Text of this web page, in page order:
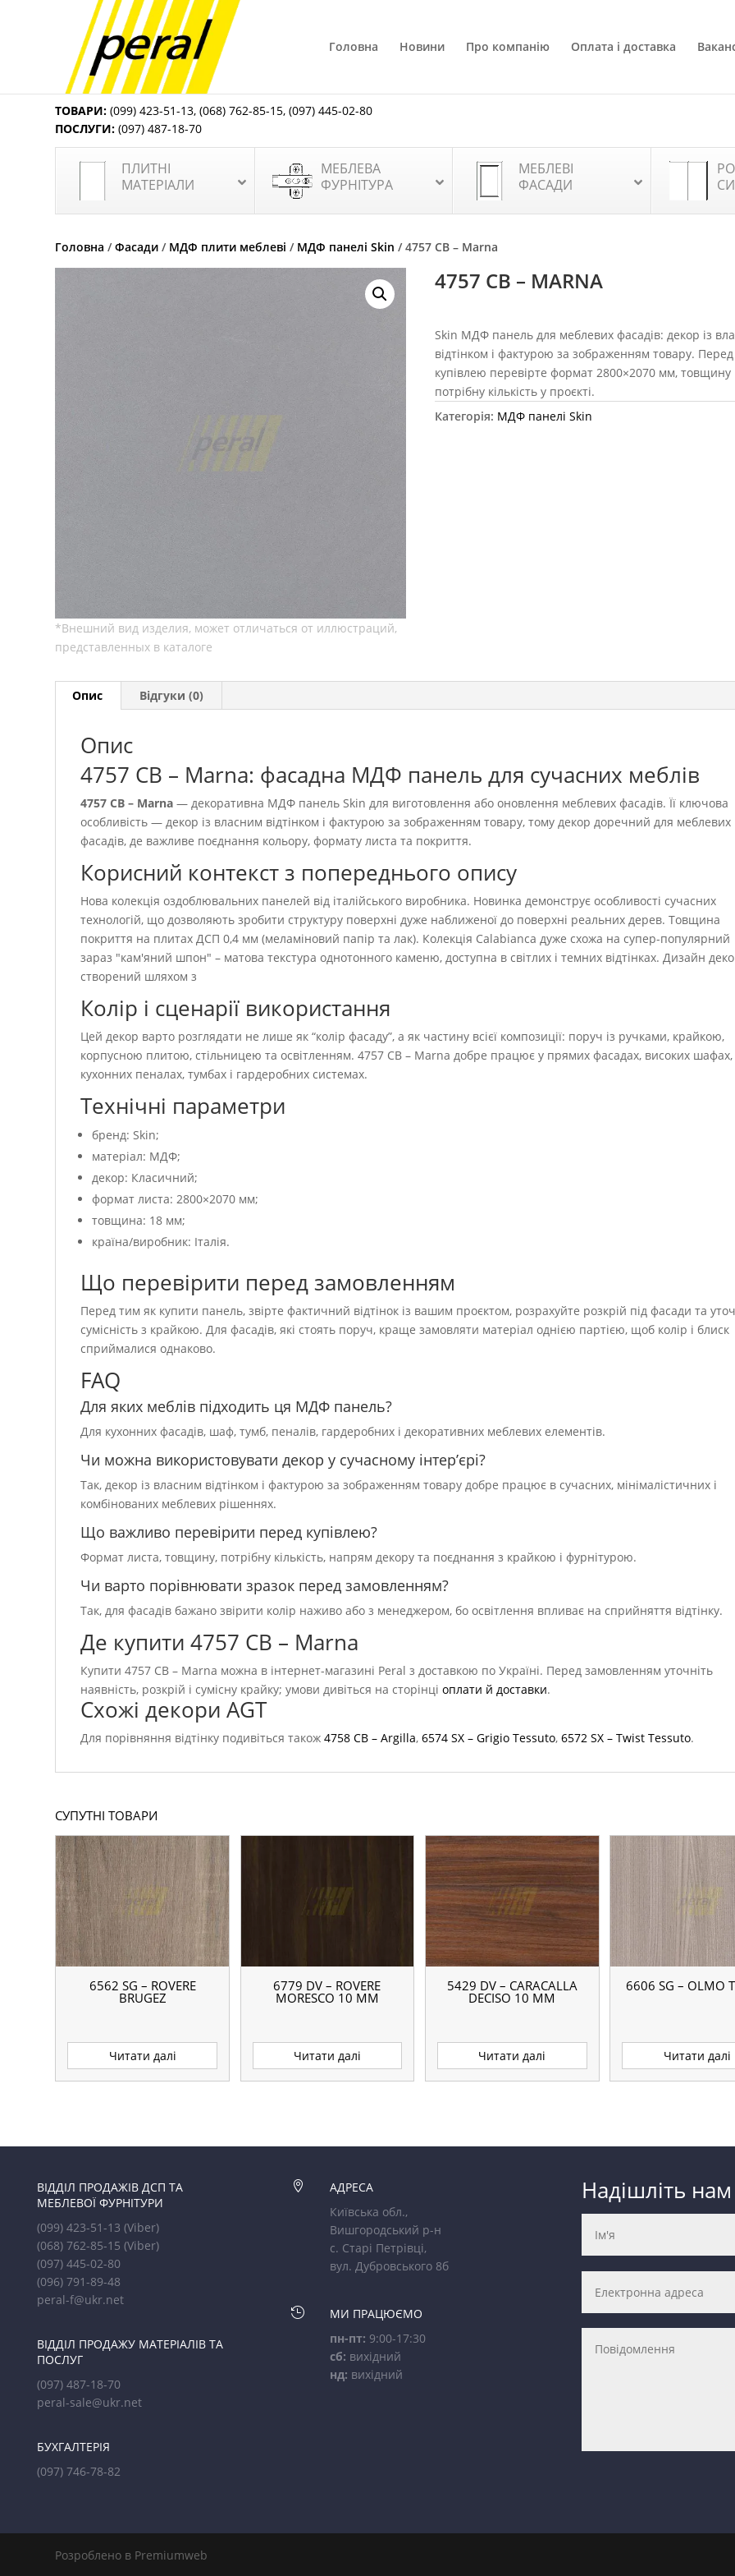
Головна Новини Про компанію Оплата і доставка
ТОВАРИ: (099) 423-51-13,(068) 762-85-15,(097) 445-02-80
ПОСЛУГИ: (097) 487-18-70
ПЛИТНІ
МАТЕРІАЛИ
МЕБЛЕВА
ФУРНІТУРА
МЕБЛЕВІ
ФАСАДИ
Головна /Фасади / МДФ плити меблеві / МДФ панелі Skin / 4757 CB – Marna
4757 CB – MARNA
Skin МДФ панель для меблевих фасадів: декор із
відтінком і фактурою за зображенням товару. Перед
купівлею перевірте формат 2800×2070 мм,
потрібну кількість у проєкті.
Категорія: МДФ панелі Skin
Опис Відгуки (0)
Опис
4757 CB – Marna: фасадна МДФ панель для сучасних меблів
4757 CB – Marna — декоративна МДФ панель Skin для виготовлення або оновлення меблевих фасадів. Її ключова
особливість — декор із власним відтінком і фактурою за зображенням товару, тому декор доречний для меблевих
фасадів, де важливе поєднання кольору, формату листа та покриття.
Корисний контекст з попереднього опису
Нова колекція оздоблювальних панелей від італійського виробника. Новинка демонструє особливості сучасних
технологій, що дозволяють зробити структуру поверхні дуже наближеної до поверхні реальних дерев. Товщина
покриття на плитах ДСП 0,4 мм (меламіновий папір та лак). Колекція Calabianca дуже схожа на супер-популярний
зараз "кам'яний шпон" – матова текстура однотонного каменю, доступна в світлих і темних відтінках. Дизайн
створений шляхом з
Колір і сценарії використання
Цей декор варто розглядати не лише як “колір фасаду”, а як частину всієї композиції: поруч із ручками, крайкою,
корпусною плитою, стільницею та освітленням. 4757 CB – Marna добре працює у прямих фасадах, високих шафах,
кухонних пеналах, тумбах і гардеробних системах.
Технічні параметри
бренд: Skin;
матеріал: МДФ;
декор: Класичний;
формат листа: 2800×2070 мм;
товщина: 18 мм;
країна/виробник: Італія.
Що перевірити перед замовленням
Перед тим як купити панель, звірте фактичний відтінок із вашим проєктом, розрахуйте розкрій під фасади та
сумісність з крайкою. Для фасадів, які стоять поруч, краще замовляти матеріал однією партією, щоб колір і блиск
сприймалися однаково.
FAQ
Для яких меблів підходить ця МДФ панель?
Для кухонних фасадів, шаф, тумб, пеналів, гардеробних і декоративних меблевих елементів.
Чи можна використовувати декор у сучасному інтер’єрі?
Так, декор із власним відтінком і фактурою за зображенням товару добре працює в сучасних, мінімалістичних і
комбінованих меблевих рішеннях.
Що важливо перевірити перед купівлею?
Формат листа, товщину, потрібну кількість, напрям декору та поєднання з крайкою і фурнітурою.
Чи варто порівнювати зразок перед замовленням?
Так, для фасадів бажано звірити колір наживо або з менеджером, бо освітлення впливає на сприйняття відтінку.
Де купити 4757 CB – Marna
Купити 4757 CB – Marna можна в інтернет-магазині Peral з доставкою по Україні. Перед замовленням уточніть
наявність, розкрій і сумісну крайку; умови дивіться на сторінціоплати й доставки.
Схожі декори AGT
Для порівняння відтінку подивіться також4758 CB – Argilla,6574 SX – Grigio Tessuto,6572 SX – Twist Tessuto.
СУПУТНІ ТОВАРИ
6562 SG – ROVERE
BRUGEZ
Читати далі
6779 DV – ROVERE
MORESCO 10 ММ
Читати далі
5429 DV – CARACALLA
DECISO 10 ММ
Читати далі
6606 SG – OLMO
Читати далі
ВІДДІЛ ПРОДАЖІВ ДСП ТА
МЕБЛЕВОЇ ФУРНІТУРИ
(099) 423-51-13(Viber)
(068) 762-85-15(Viber)
(097) 445-02-80
(096) 791-89-48
peral-f@ukr.net
ВІДДІЛ ПРОДАЖУ МАТЕРІАЛІВ ТА
ПОСЛУГ
(097) 487-18-70
peral-sale@ukr.net
БУХГАЛТЕРІЯ
(097) 746-78-82

АДРЕСА
Київська обл.,
Вишгородський р-н
с. Старі Петрівці,
вул. Дубровського 8б

МИ ПРАЦЮЄМО
пн-пт: 9:00-17:30
сб: вихідний
нд: вихідний
Надішліть
Розроблено в Premiumweb